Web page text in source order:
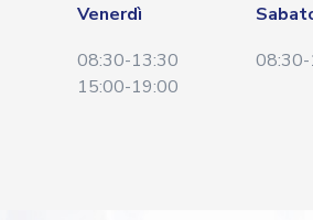
Venerdì
08:30-13:30
15:00-19:00